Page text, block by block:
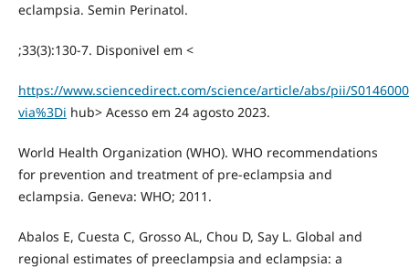
eclampsia. Semin Perinatol.
;33(3):130-7. Disponivel em <
https://www.sciencedirect.com/science/article/abs/pii/
via%3Di hub> Acesso em 24 agosto 2023.
World Health Organization (WHO). WHO recommendations
for prevention and treatment of pre-eclampsia and
eclampsia. Geneva: WHO; 2011.
Abalos E, Cuesta C, Grosso AL, Chou D, Say L. Global and
regional estimates of preeclampsia and eclampsia: a